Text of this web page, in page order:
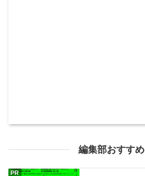
編集部おすすめ
PR